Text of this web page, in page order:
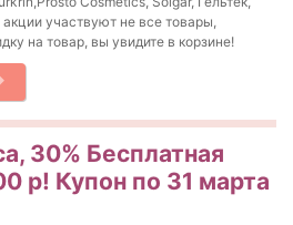
участвуют не все товары,
на товар, вы увидите в корзине!
30% Бесплатная
р! Купон по 31 марта